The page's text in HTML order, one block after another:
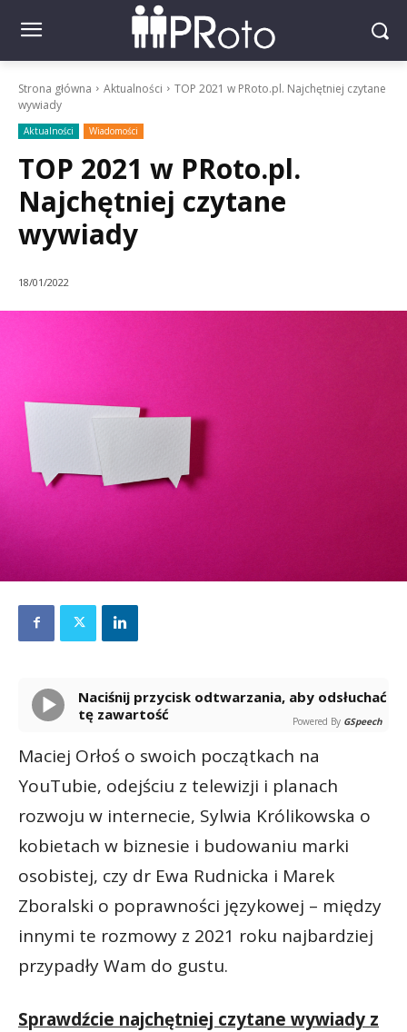
Strona główna Aktualności
TOP 2021 w PRoto.pl. Najchętniej czytane
wywiady
Aktualności Wiadomości
TOP 2021 w PRoto.pl.
Najchętniej czytane
wywiady
18/01/2022
Naciśnij przycisk odtwarzania, aby odsłuchać
tę zawartość
Powered By GSpeech
Maciej Orłoś o swoich początkach na
YouTubie, odejściu z telewizji i planach
rozwoju w internecie, Sylwia Królikowska o
kobietach w biznesie i budowaniu marki
osobistej, czy dr Ewa Rudnicka i Marek
Zboralski o poprawności językowej – między
innymi te rozmowy z 2021 roku najbardziej
przypadły Wam do gustu.
Sprawdźcie najchętniej czytane wywiady z